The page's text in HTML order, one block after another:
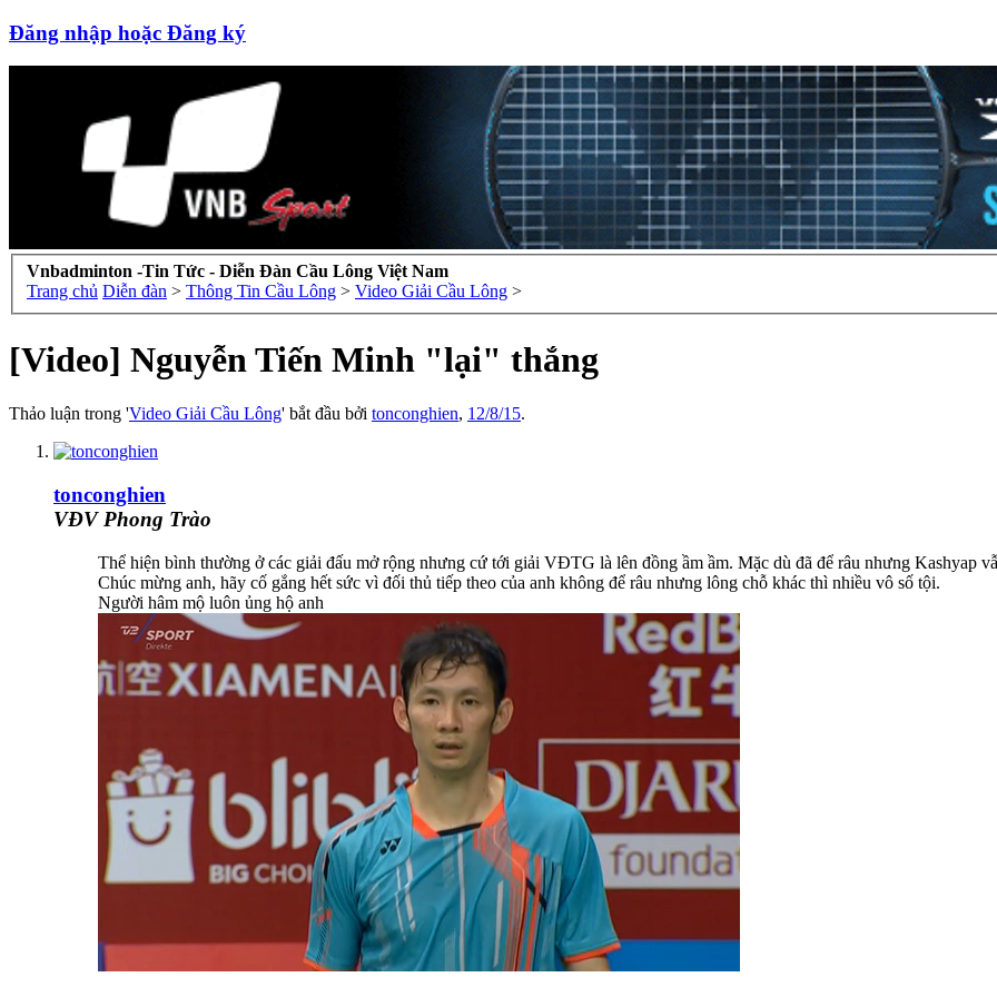
Đăng nhập hoặc Đăng ký
Vnbadminton -Tin Tức - Diễn Đàn Cầu Lông Việt Nam
Trang chủ Diễn đàn > Thông Tin Cầu Lông > Video Giải Cầu Lông >
[Video] Nguyễn Tiến Minh "lại" thắng
Thảo luận trong 'Video Giải Cầu Lông' bắt đầu bởi tonconghien, 12/8/15.
tonconghien
VĐV Phong Trào
Thể hiện bình thường ở các giải đấu mở rộng nhưng cứ tới giải VĐTG là lên đồng ầm ầm. Mặc dù đã để râu nhưng Kashyap
Chúc mừng anh, hãy cố gắng hết sức vì đối thủ tiếp theo của anh không để râu nhưng lông chỗ khác thì nhiều vô số tội.
Người hâm mộ luôn ủng hộ anh